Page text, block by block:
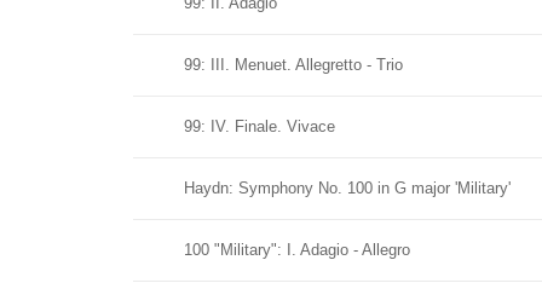
99: III. Menuet. Allegretto - Trio
99: IV. Finale. Vivace
Haydn: Symphony No. 100 in G major 'Military'
100 "Military": I. Adagio - Allegro